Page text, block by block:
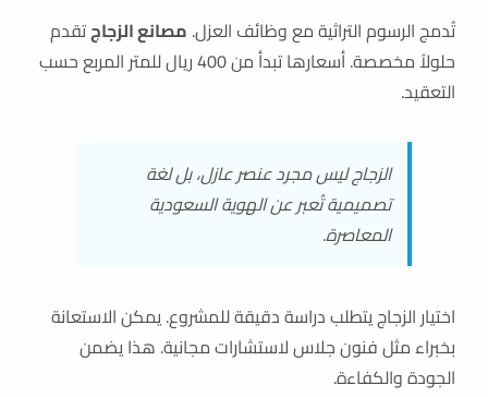
تُدمج الرسوم التراثية مع وظائف العزل. مصانع الزجاجتقدم
حلولاً مخصصة. أسعارها تبدأ من 400 ريال للمتر المربع حسب
التعقيد.
الزجاج ليس مجرد عنصر عازل، بل لغة
تصميمية تُعبر عن الهوية السعودية
المعاصرة.
اختيار الزجاج يتطلب دراسة دقيقة للمشروع. يمكن الاستعانة
بخبراء مثل فنون جلاس لاستشارات مجانية. هذا يضمن
الجودة والكفاءة.